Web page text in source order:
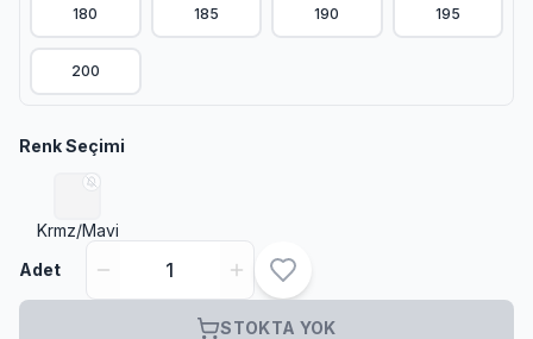
180 185 190 195
200
Renk Seçimi
Krmz/Mavi
Adet
STOKTA YOK